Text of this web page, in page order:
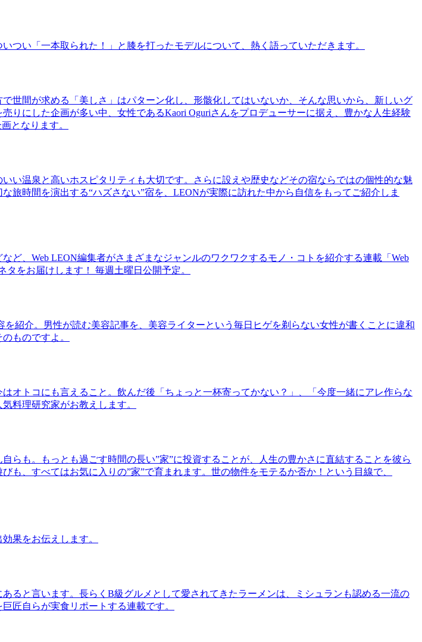
い「一本取られた！」と膝を打ったモデルについて、熱く語っていただきます。
世間が求める「美しさ」はパターン化し、形骸化してはいないか、そんな思いから、新しいグ
りにした企画が多い中、女性であるKaori Oguriさんをプロデューサーに据え、豊かな人生経験
となります。
温泉と高いホスピタリティも大切です。さらに設えや歴史などその宿ならではの個性的な魅
旅時間を演出する“ハズさない”宿を、LEONが実際に訪れた中から自信をもってご紹介しま
ど、Web LEON編集者がさまざまなジャンルのワクワクするモノ・コトを紹介する連載「Web
をお届けします！ 毎週土曜日公開予定。
紹介。男性が読む美容記事を、美容ライターという毎日ヒゲを剃らない女性が書くことに違和
ものですよ。
オトコにも言えること。飲んだ後「ちょっと一杯寄ってかない？」、「今度一緒にアレ作らな
料理研究家がお教えします。
らも。もっとも過ごす時間の長い”家”に投資することが、人生の豊かさに直結することを彼ら
、すべてはお気に入りの”家”で育まれます。世の物件をモテるか否か！という目線で、
果をお伝えします。
ると言います。長らくB級グルメとして愛されてきたラーメンは、ミシュランも認める一流の
匠自らが実食リポートする連載です。